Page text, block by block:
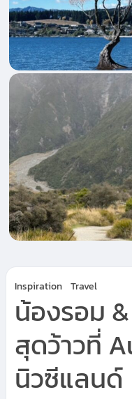
Inspiration Travel
น้องรอม
สุดว้าวที่
นิวซีแลนด์